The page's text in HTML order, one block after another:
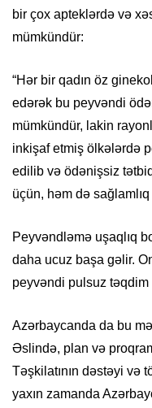
bir çox apteklərdə və
mümkündür:
“Hər bir qadın öz
edərək bu peyvəndi
mümkündür, lakin
inkişaf etmiş ölkələrdə
edilib və ödənişsiz
üçün, həm də
Peyvəndləmə uşaqlıq
daha ucuz başa gəlir.
peyvəndi pulsuz təqdim
Azərbaycanda da bu
Əslində, plan və
Təşkilatının dəstəyi və
yaxın zamanda